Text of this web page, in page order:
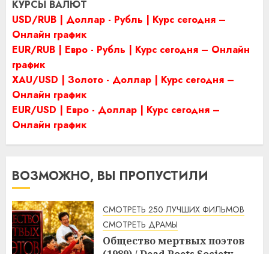
КУРСЫ ВАЛЮТ
USD/RUB | Доллар - Рубль | Курс сегодня –
Онлайн график
EUR/RUB | Евро - Рубль | Курс сегодня – Онлайн
график
XAU/USD | Золото - Доллар | Курс сегодня –
Онлайн график
EUR/USD | Евро - Доллар | Курс сегодня –
Онлайн график
ВОЗМОЖНО, ВЫ ПРОПУСТИЛИ
СМОТРЕТЬ 250 ЛУЧШИХ ФИЛЬМОВ
СМОТРЕТЬ ДРАМЫ
Общество мертвых поэтов